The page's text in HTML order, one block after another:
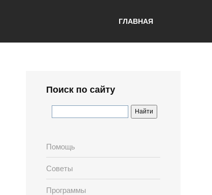
ГЛАВНАЯ
Поиск по сайту
Помощь
Советы
Программы